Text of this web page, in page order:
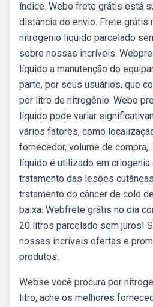
índice. Webo frete grátis está
distância do envio. Frete grátis
nitrogenio liquido parcelado
sobre nossas incríveis.
líquido a manutenção do
parte, por seus usuários, que
por litro de nitrogênio. Webo
líquido pode variar
vários fatores, como
fornecedor, volume de
líquido é utilizado em criogenia
tratamento das lesões
tratamento do câncer de colo
baixa. Webfrete grátis no dia
20 litros parcelado sem juros!
nossas incríveis ofertas e
produtos.
Webse você procura por
litro, ache os melhores